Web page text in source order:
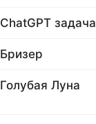
ChatGPT задача
Бризер
Голубая Луна